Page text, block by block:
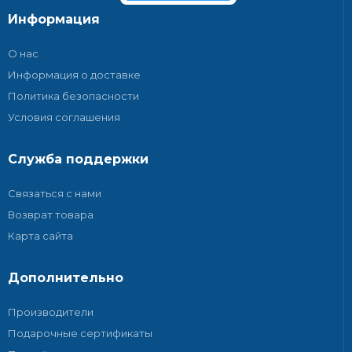
Информация
О нас
Информация о доставке
Политика безопасности
Условия соглашения
Служба поддержки
Связаться с нами
Возврат товара
Карта сайта
Дополнительно
Производители
Подарочные сертификаты